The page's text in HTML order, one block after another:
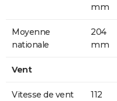
mm
Moyenne
nationale
204
mm
Vent
Vitesse de vent
112